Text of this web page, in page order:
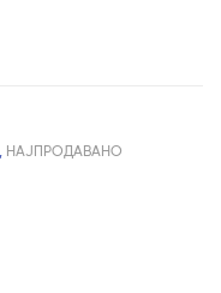
НАЈПРОДАВАНО